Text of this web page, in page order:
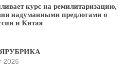
курс на ремилитаризацию,
надуманными предлогами о
и Китая
2026